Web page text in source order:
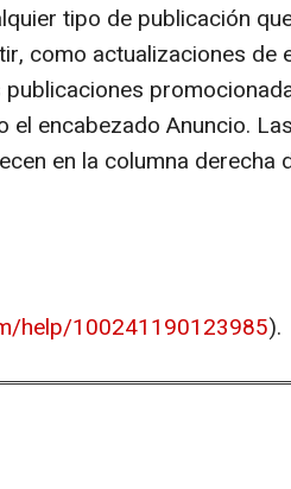
tipo de publicación
como actualizaciones de
el encabezado Anuncio. Las
en la columna derecha
help/100241190123985).